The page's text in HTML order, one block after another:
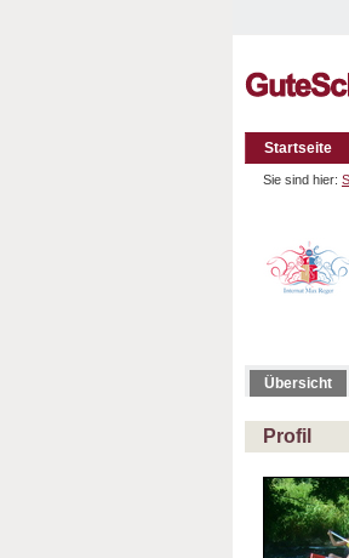
Startseite
Sie sind hier:
Übersicht
Profil